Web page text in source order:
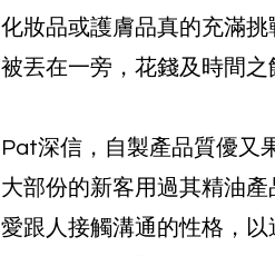
化妝品或護膚品真的充滿
被丟在一旁，花錢及時間之
Pat深信，自製產品質優又
大部份的新客用過其精油
愛跟人接觸溝通的性格，